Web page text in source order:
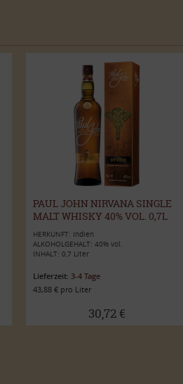
PAUL JOHN NIRVANA SINGLE
MALT WHISKY 40% VOL. 0,7L
HERKUNFT: Indien
ALKOHOLGEHALT: 40% vol.
INHALT: 0,7 Liter
Lieferzeit: 3-4 Tage
43,88 € pro Liter
30,72 €